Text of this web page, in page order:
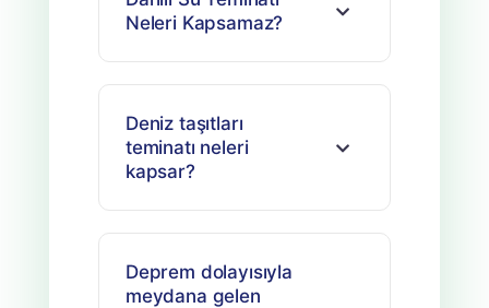
Neleri Kapsamaz?
Deniz taşıtları
teminatı neleri
kapsar?
Deprem dolayısıyla
meydana gelen